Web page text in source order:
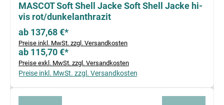
MASCOT Soft Shell Jacke Soft Shell Jacke hi-
vis rot/dunkelanthrazit
ab 137,68 €*
Preise inkl. MwSt. zzgl. Versandkosten
ab 115,70 €*
Preise exkl. MwSt. zzgl. Versandkosten
Preise inkl. MwSt. zzgl. Versandkosten